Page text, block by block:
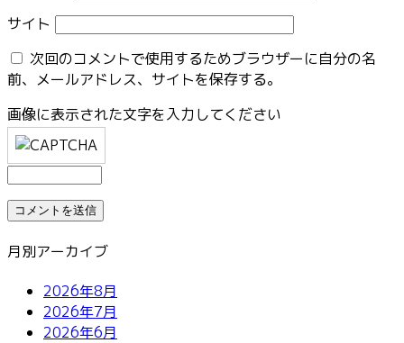
サイト
次回のコメントで使用するためブラウザーに自分の名
前、メールアドレス、サイトを保存する。
画像に表示された文字を入力してください
月別アーカイブ
2026年8月
2026年7月
2026年6月